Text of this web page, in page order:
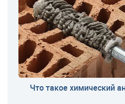
Что такое химический